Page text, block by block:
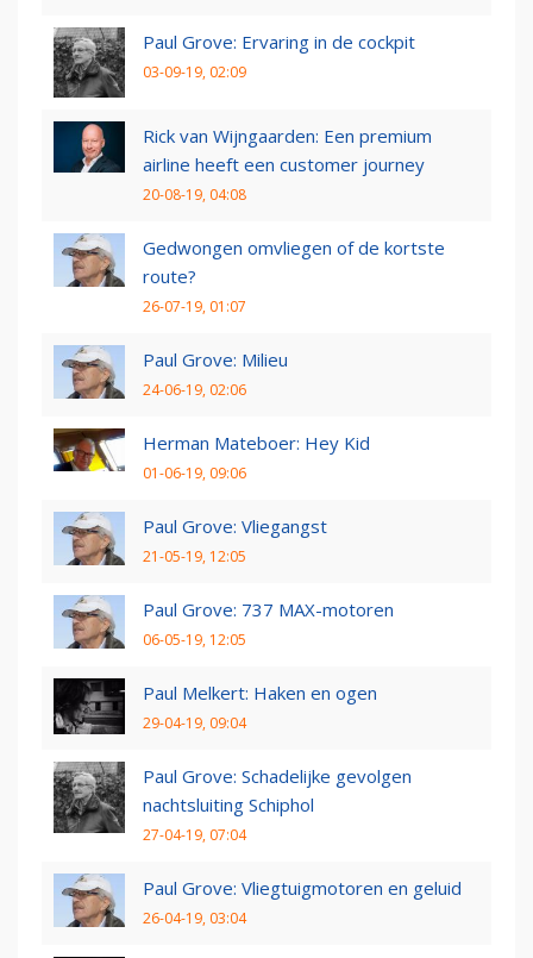
Paul Grove: Ervaring in de cockpit
03-09-19, 02:09
Rick van Wijngaarden: Een premium
airline heeft een customer journey
20-08-19, 04:08
Gedwongen omvliegen of de kortste
route?
26-07-19, 01:07
Paul Grove: Milieu
24-06-19, 02:06
Herman Mateboer: Hey Kid
01-06-19, 09:06
Paul Grove: Vliegangst
21-05-19, 12:05
Paul Grove: 737 MAX-motoren
06-05-19, 12:05
Paul Melkert: Haken en ogen
29-04-19, 09:04
Paul Grove: Schadelijke gevolgen
nachtsluiting Schiphol
27-04-19, 07:04
Paul Grove: Vliegtuigmotoren en geluid
26-04-19, 03:04